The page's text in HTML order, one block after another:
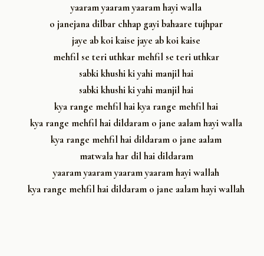
yaaram yaaram yaaram hayi walla
o janejana dilbar chhap gayi bahaare tujhpar
jaye ab koi kaise jaye ab koi kaise
mehfil se teri uthkar mehfil se teri uthkar
sabki khushi ki yahi manjil hai
sabki khushi ki yahi manjil hai
kya range mehfil hai kya range mehfil hai
kya range mehfil hai dildaram o jane aalam hayi walla
kya range mehfil hai dildaram o jane aalam
matwala har dil hai dildaram
yaaram yaaram yaaram yaaram hayi wallah
kya range mehfil hai dildaram o jane aalam hayi wallah